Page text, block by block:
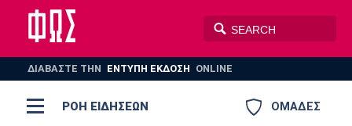
ΔΙΑΒΑΣΤΕ THN ΕΝΤΥΠΗ ΕΚΔΟΣΗ ONLINE
ΟΜΑΔΕΣ
ΡΟΗ ΕΙΔΗΣΕΩΝ